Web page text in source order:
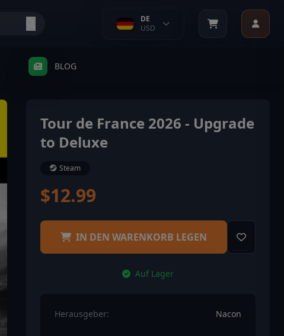
DE
USD
BLOG
Tour de France 2026 - Upgrade
to Deluxe
Steam
$12.99
IN DEN WARENKORB LEGEN
Auf Lager
Herausgeber: Nacon